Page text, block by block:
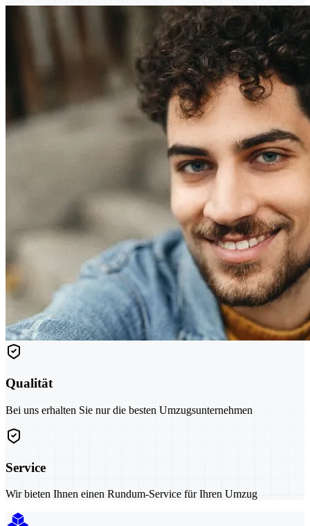
Qualität
Bei uns erhalten Sie nur die besten Umzugsunternehmen
Service
Wir bieten Ihnen einen Rundum-Service für Ihren Umzug